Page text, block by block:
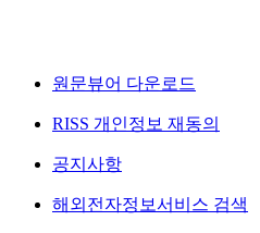
원문뷰어 다운로드
RISS 개인정보 재동의
공지사항
해외전자정보서비스 검색